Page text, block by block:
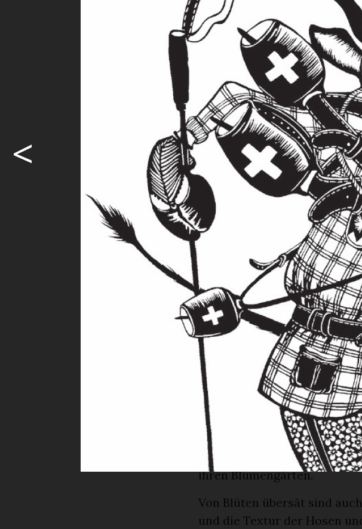
bereits in der zweiten Klasse
Scherenschnittkünstler und
September in der Laudatio
Wie die Jungfrau zum Kind
Schon vor zehn Jahren
traditionell hier, dass ich
meinen grossformatigen
Erwachsene künstlerisch
Materialien unterwegs war.
die Jungfrau zum Kind. Als
mit
anfangen. Auch nach einem
Susanne Schläpfer sagte
dann, meine Kuhbilder zu
Schweizer Scherenschnitt-
das seien Comics und nicht
wurde ich trotzdem
sich Flütsch.
Meisterhaft raffiniert
Die meisterhaften
Anziehungskraft. Fridolin,
kriegerisch aus seinem
und Blumen tanzen
Alpabzüge. Ergreifend sind
Walsersiedlung St.
ihren Blumengärten.
Von Blüten übersät sind
und die Textur der Hosen
<